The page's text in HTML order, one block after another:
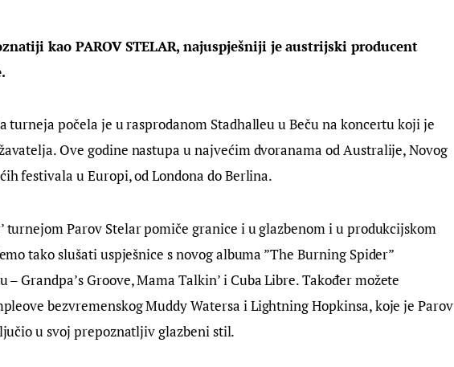
kao PAROV STELAR, najuspješniji je austrijski producent
turneja počela je u rasprodanom Stadhalleu u Beču na koncertu koji je
Ove godine nastupa u najvećim dvoranama od Australije, Novog
festivala u Europi, od Londona do Berlina.
turnejom Parov Stelar pomiče granice i u glazbenom i u produkcijskom
tako slušati uspješnice s novog albuma ”The Burning Spider”
Grandpa’s Groove, Mama Talkin’ i Cuba Libre. Također možete
bezvremenskog Muddy Watersa i Lightning Hopkinsa, koje je Parov
u svoj prepoznatljiv glazbeni stil.